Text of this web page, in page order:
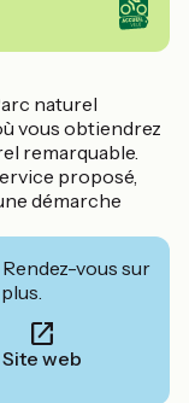
naturel
vous obtiendrez
remarquable.
proposé,
démarche
vous sur
Site web